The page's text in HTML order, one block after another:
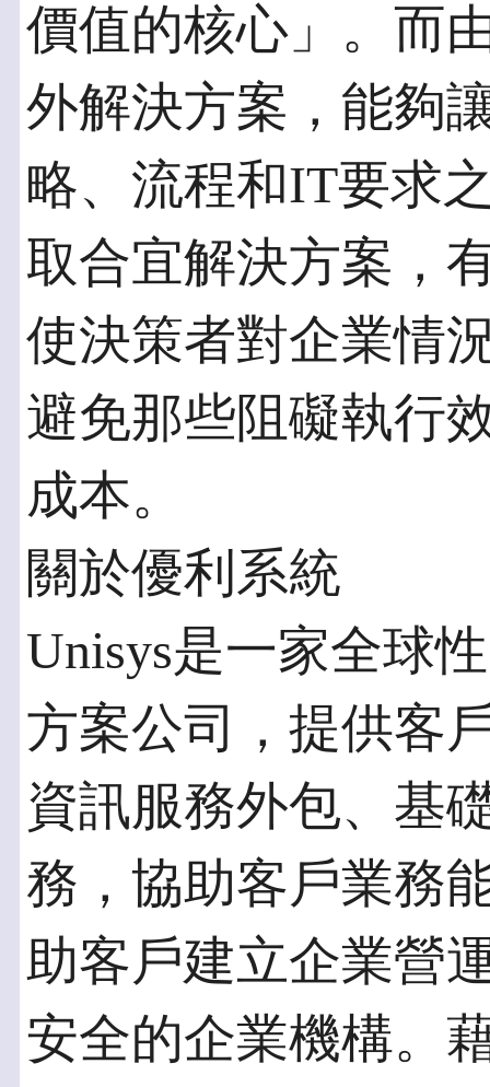
價值的核心」。而
外解決方案，能夠
略、流程和IT要求
取合宜解決方案，
使決策者對企業情
避免那些阻礙執行
成本。
關於優利系統
Unisys是一家全球
方案公司，提供客
資訊服務外包、基
務，協助客戶業務
助客戶建立企業營
安全的企業機構。